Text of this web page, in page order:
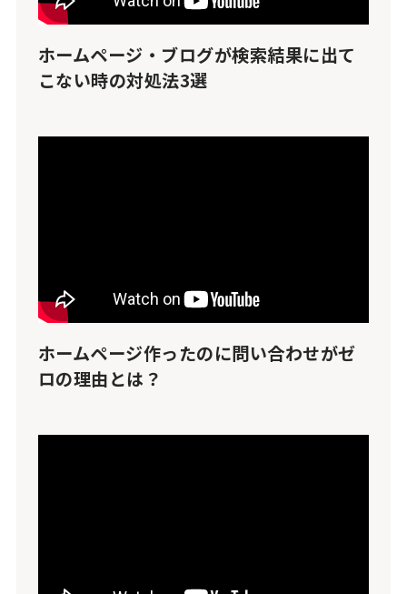
ホームページ・ブログが検索結果に出て
こない時の対処法3選
ホームページ作ったのに問い合わせがゼ
ロの理由とは？